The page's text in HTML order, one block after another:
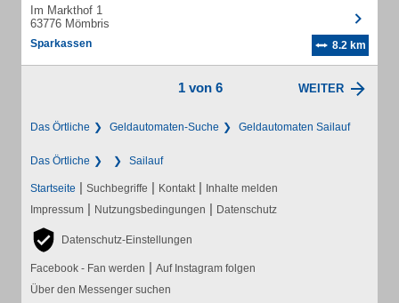
Im Markthof 1
63776 Mömbris
Sparkassen 8.2 km
1 von 6 WEITER
Das Örtliche Geldautomaten-Suche Geldautomaten Sailauf
Das Örtliche Sailauf
Startseite | Suchbegriffe | Kontakt | Inhalte melden
Impressum | Nutzungsbedingungen | Datenschutz
Datenschutz-Einstellungen
Facebook - Fan werden | Auf Instagram folgen
Über den Messenger suchen